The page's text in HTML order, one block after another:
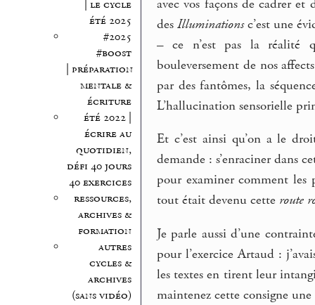
| le cycle
été 2025
#2025
#boost
| préparation
mentale &
écriture
été 2022 |
écrire au
quotidien,
défi 40 jours
40 exercices
ressources,
archives &
formation
autres
cycles &
archives
(sans vidéo)
avec vos façons de cadrer et
desIlluminationsc’est une
– ce n’est pas la réalité
bouleversement de nos
par des fantômes, la
L’hallucination sensorielle
Et c’est ainsi qu’on a le
demande : s’enraciner dans
pour examiner comment les
tout était devenu cette route
Je parle aussi d’une
pour l’exercice Artaud :
les textes en tirent leur
maintenez cette consigne